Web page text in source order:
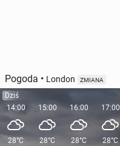
Pogoda • London ZMIANA
Dziś
14:00
28°C
15:00
28°C
16:00
28°C
17:00
28°C